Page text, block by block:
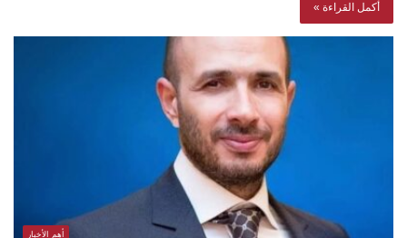
أكمل القراءة »
أهم الأخبار